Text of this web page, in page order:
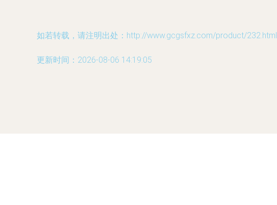
如若转载，请注明出处：http://www.gcgsfxz.com/product/232.html
更新时间：2026-08-06 14:19:05